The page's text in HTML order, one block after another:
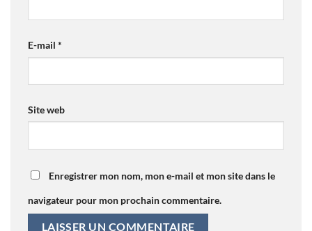
E-mail *
Site web
Enregistrer mon nom, mon e-mail et mon site dans le
navigateur pour mon prochain commentaire.